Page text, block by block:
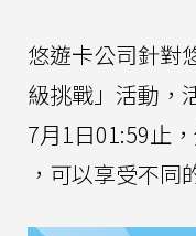
悠遊卡公司針對
級挑戰」活動，
7月1日01:59止
，可以享受不同